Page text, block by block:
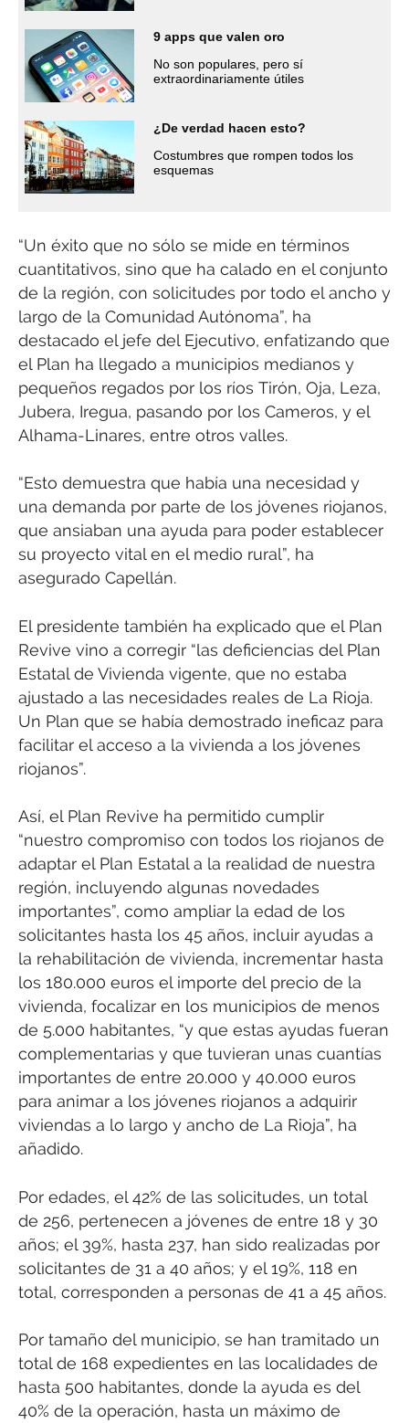
9 apps que valen oro
No son populares, pero sí
extraordinariamente útiles
¿De verdad hacen esto?
Costumbres que rompen todos los
esquemas
“Un éxito que no sólo se mide en términos
cuantitativos, sino que ha calado en el conjunto
de la región, con solicitudes por todo el ancho y
largo de la Comunidad Autónoma”, ha
destacado el jefe del Ejecutivo, enfatizando que
el Plan ha llegado a municipios medianos y
pequeños regados por los ríos Tirón, Oja, Leza,
Jubera, Iregua, pasando por los Cameros, y el
Alhama-Linares, entre otros valles.
“Esto demuestra que había una necesidad y
una demanda por parte de los jóvenes riojanos,
que ansiaban una ayuda para poder establecer
su proyecto vital en el medio rural”, ha
asegurado Capellán.
El presidente también ha explicado que el Plan
Revive vino a corregir “las deficiencias del Plan
Estatal de Vivienda vigente, que no estaba
ajustado a las necesidades reales de La Rioja.
Un Plan que se había demostrado ineficaz para
facilitar el acceso a la vivienda a los jóvenes
riojanos”.
Así, el Plan Revive ha permitido cumplir
“nuestro compromiso con todos los riojanos de
adaptar el Plan Estatal a la realidad de nuestra
región, incluyendo algunas novedades
importantes”, como ampliar la edad de los
solicitantes hasta los 45 años, incluir ayudas a
la rehabilitación de vivienda, incrementar hasta
los 180.000 euros el importe del precio de la
vivienda, focalizar en los municipios de menos
de 5.000 habitantes, “y que estas ayudas fueran
complementarias y que tuvieran unas cuantías
importantes de entre 20.000 y 40.000 euros
para animar a los jóvenes riojanos a adquirir
viviendas a lo largo y ancho de La Rioja”, ha
añadido.
Por edades, el 42% de las solicitudes, un total
de 256, pertenecen a jóvenes de entre 18 y 30
años; el 39%, hasta 237, han sido realizadas por
solicitantes de 31 a 40 años; y el 19%, 118 en
total, corresponden a personas de 41 a 45 años.
Por tamaño del municipio, se han tramitado un
total de 168 expedientes en las localidades de
hasta 500 habitantes, donde la ayuda es del
40% de la operación, hasta un máximo de